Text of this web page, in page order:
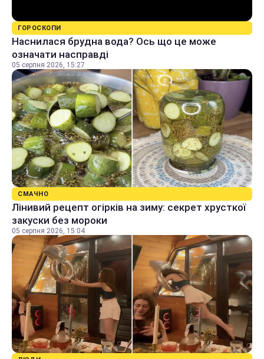
ГОРОСКОПИ
Наснилася брудна вода? Ось що це може
означати насправді
05 серпня 2026, 15:27
СМАЧНО
Лінивий рецепт огірків на зиму: секрет хрусткої
закуски без мороки
05 серпня 2026, 15:04